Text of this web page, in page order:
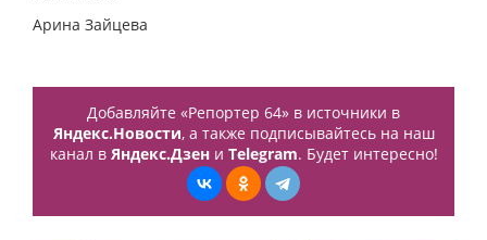
Арина Зайцева
Добавляйте «Репортер 64» в источники в
Яндекс.Новости, а также подписывайтесь на наш
канал в Яндекс.Дзени Telegram. Будет интересно!